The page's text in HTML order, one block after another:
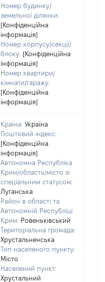
Номер будинку/
земельної ділянки:
[Конфіденційна
інформація]
Номер корпусу/секції/
блоку: [Конфіденційна
інформація]
Номер квартири/
кімнати/гаражу:
[Конфіденційна
інформація]
Країна: Україна
Поштовий індекс:
[Конфіденційна
інформація]
Автономна Республіка
Крим/область/місто зі
спеціальним статусом:
Луганська
Район в області та
Автономній Республіці
Крим: Ровеньківський
Територіальна громада:
Хрустальненська
Тип населеного пункту:
Місто
Населений пункт:
Хрустальний